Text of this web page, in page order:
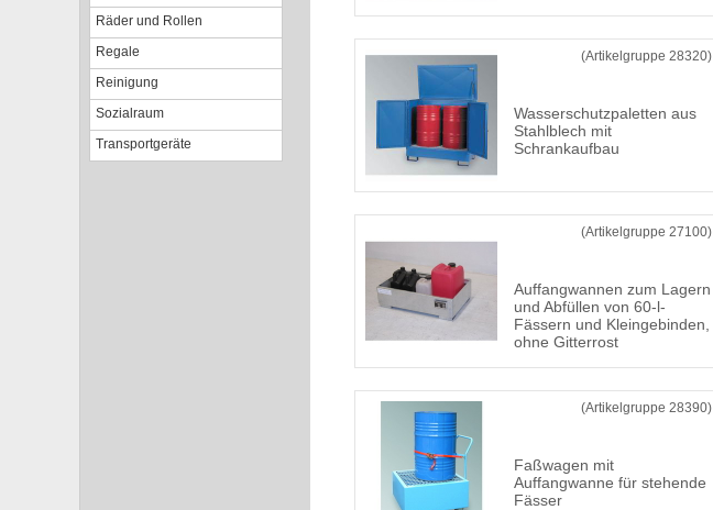
Räder und Rollen
Regale
Reinigung
Sozialraum
Transportgeräte
(Artikelgruppe 28320)
Wasserschutzpaletten aus
Stahlblech mit
Schrankaufbau
(Artikelgruppe 27100)
Auffangwannen zum Lagern
und Abfüllen von 60-l-
Fässern und Kleingebinden,
ohne Gitterrost
(Artikelgruppe 28390)
Faßwagen mit
Auffangwanne für stehende
Fässer